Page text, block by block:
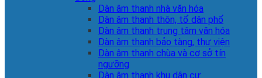
Dàn âm thanh nhà văn hóa
Dàn âm thanh thôn, tổ dân phố
Dàn âm thanh trung tâm văn hóa
Dàn âm thanh bảo tàng, thư viện
Dàn âm thanh chùa và cơ sở tín
ngưỡng
Dàn âm thanh khu dân cư